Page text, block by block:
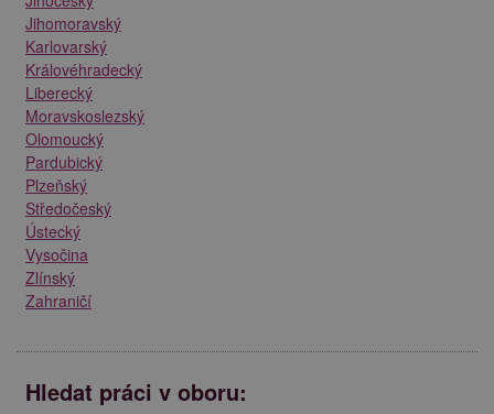
Jihomoravský
Karlovarský
Královéhradecký
Liberecký
Moravskoslezský
Olomoucký
Pardubický
Plzeňský
Středočeský
Ústecký
Vysočina
Zlínský
Zahraničí
Hledat práci v oboru: